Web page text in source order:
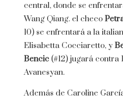
central, donde se
Wang Qiang. el checo
10) se enfrentará a la
Elisabetta Cocciaretto, y
Bencic (#12) jugará contra
Avanesyan.
Además de Caroline